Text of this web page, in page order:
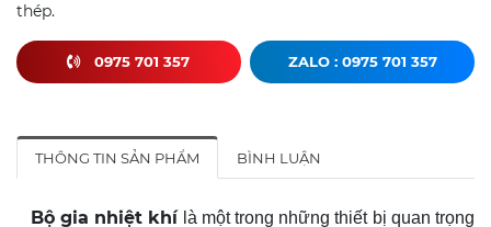
thép.
0975 701 357 ZALO : 0975 701 357
THÔNG TIN SẢN PHẨM BÌNH LUẬN
Bộ gia nhiệt khí là một trong những thiết bị quan trọng